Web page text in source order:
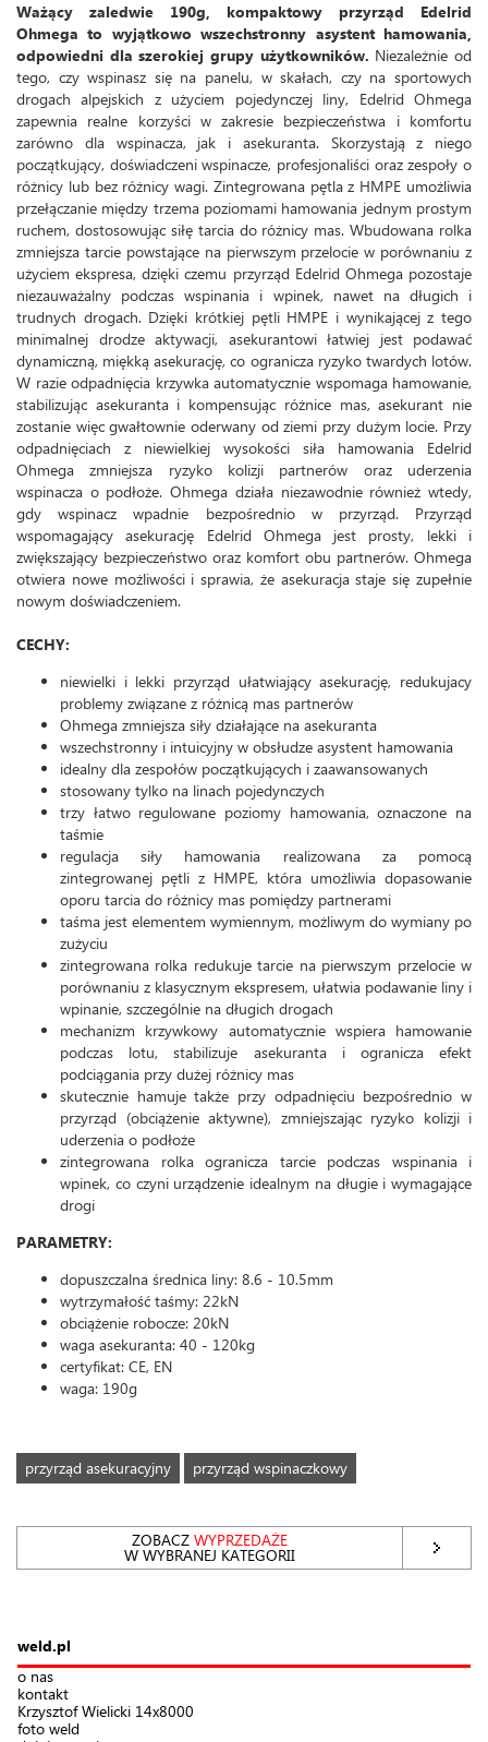
Ważący zaledwie 190g, kompaktowy przyrząd Edelrid
Ohmega to wyjątkowo wszechstronny asystent hamowania,
odpowiedni dla szerokiej grupy użytkowników. Niezależnie od
tego, czy wspinasz się na panelu, w skałach, czy na sportowych
drogach alpejskich z użyciem pojedynczej liny, Edelrid Ohmega
zapewnia realne korzyści w zakresie bezpieczeństwa i komfortu
zarówno dla wspinacza, jak i asekuranta. Skorzystają z niego
początkujący, doświadczeni wspinacze, profesjonaliści oraz zespoły o
różnicy lub bez różnicy wagi. Zintegrowana pętla z HMPE umożliwia
przełączanie między trzema poziomami hamowania jednym prostym
ruchem, dostosowując siłę tarcia do różnicy mas. Wbudowana rolka
zmniejsza tarcie powstające na pierwszym przelocie w porównaniu z
użyciem ekspresa, dzięki czemu przyrząd Edelrid Ohmega pozostaje
niezauważalny podczas wspinania i wpinek, nawet na długich i
trudnych drogach. Dzięki krótkiej pętli HMPE i wynikającej z tego
minimalnej drodze aktywacji, asekurantowi łatwiej jest podawać
dynamiczną, miękką asekurację, co ogranicza ryzyko twardych lotów.
W razie odpadnięcia krzywka automatycznie wspomaga hamowanie,
stabilizując asekuranta i kompensując różnice mas, asekurant nie
zostanie więc gwałtownie oderwany od ziemi przy dużym locie. Przy
odpadnięciach z niewielkiej wysokości siła hamowania Edelrid
Ohmega zmniejsza ryzyko kolizji partnerów oraz uderzenia
wspinacza o podłoże. Ohmega działa niezawodnie również wtedy,
gdy wspinacz wpadnie bezpośrednio w przyrząd. Przyrząd
wspomagający asekurację Edelrid Ohmega jest prosty, lekki i
zwiększający bezpieczeństwo oraz komfort obu partnerów. Ohmega
otwiera nowe możliwości i sprawia, że asekuracja staje się zupełnie
nowym doświadczeniem.
CECHY:
niewielki i lekki przyrząd ułatwiający asekurację, redukujacy
problemy związane z różnicą mas partnerów
Ohmega zmniejsza siły działające na asekuranta
wszechstronny i intuicyjny w obsłudze asystent hamowania
idealny dla zespołów początkujących i zaawansowanych
stosowany tylko na linach pojedynczych
trzy łatwo regulowane poziomy hamowania, oznaczone na
taśmie
regulacja siły hamowania realizowana za pomocą
zintegrowanej pętli z HMPE, która umożliwia dopasowanie
oporu tarcia do różnicy mas pomiędzy partnerami
taśma jest elementem wymiennym, możliwym do wymiany po
zużyciu
zintegrowana rolka redukuje tarcie na pierwszym przelocie w
porównaniu z klasycznym ekspresem, ułatwia podawanie liny i
wpinanie, szczególnie na długich drogach
mechanizm krzywkowy automatycznie wspiera hamowanie
podczas lotu, stabilizuje asekuranta i ogranicza efekt
podciągania przy dużej różnicy mas
skutecznie hamuje także przy odpadnięciu bezpośrednio w
przyrząd (obciążenie aktywne), zmniejszając ryzyko kolizji i
uderzenia o podłoże
zintegrowana rolka ogranicza tarcie podczas wspinania i
wpinek, co czyni urządzenie idealnym na długie i wymagające
drogi
PARAMETRY:
dopuszczalna średnica liny: 8.6 - 10.5mm
wytrzymałość taśmy: 22kN
obciążenie robocze: 20kN
waga asekuranta: 40 - 120kg
certyfikat: CE, EN
waga: 190g
przyrząd asekuracyjny przyrząd wspinaczkowy
ZOBACZWYPRZEDAŻE
W WYBRANEJ KATEGORII
weld.pl
o nas
kontakt
Krzysztof Wielicki 14x8000
foto weld